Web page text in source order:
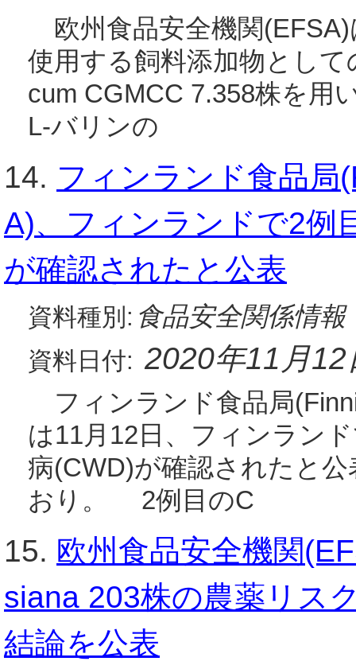
欧州食品安全機関
使用する飼料添加物として
cum CGMCC 7.358株を用
L-バリンの
14. フィンランド食品局
A)、フィンランドで2例
が確認されたと公表
資料種別: 食品安全関係情報
資料日付: 2020年11月12
フィンランド食品局
は11月12日、フィンラン
病(CWD)が確認されたと
おり。 2例目のC
15. 欧州食品安全機関
siana 203株の農薬リス
結論を公表